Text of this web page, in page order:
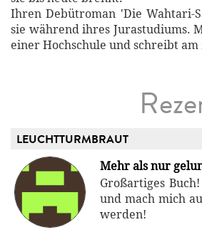
Ihren Debütroman 'Die Wahtari-
sie während ihres Jurastudiums.
einer Hochschule und schreibt
LEUCHTTURMBRAUT
Mehr als nur
Großartiges
und mach mich
werden!